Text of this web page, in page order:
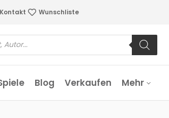
Kontakt Wunschliste
Blog Verkaufen Mehr